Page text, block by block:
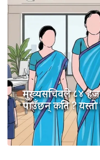
मुख्यसचिवले ८४
पाउँछन् कति ?